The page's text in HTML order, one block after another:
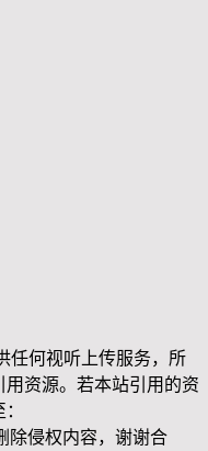
任何视听上传服务，所
资源。若本站引用的资
除侵权内容，谢谢合